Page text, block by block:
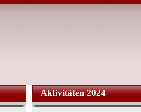
Aktivitäten 2024